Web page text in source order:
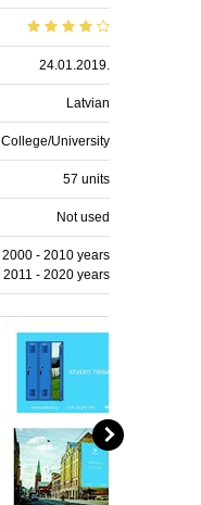
24.01.2019.
Latvian
College/University
57 units
Not used
2000 - 2010 years
2011 - 2020 years